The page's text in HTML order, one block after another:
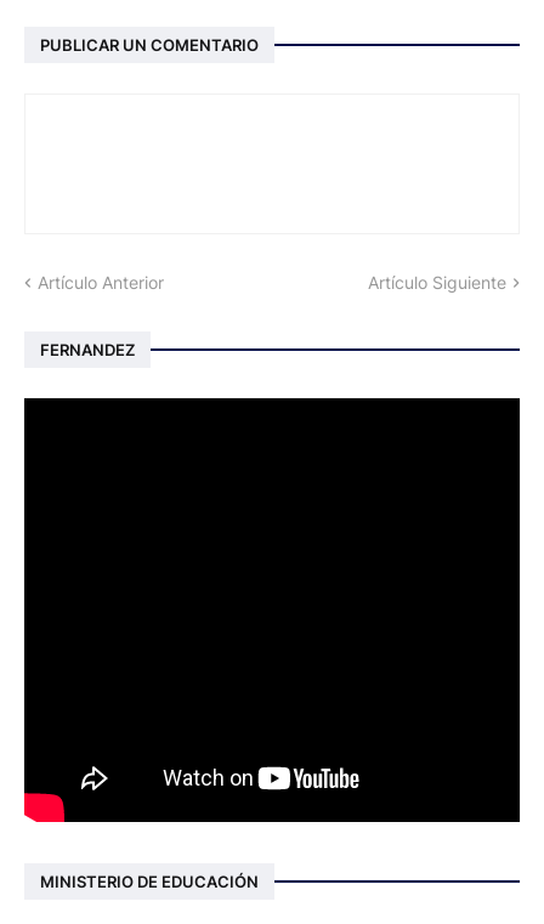
PUBLICAR UN COMENTARIO
Artículo Anterior Artículo Siguiente
FERNANDEZ
MINISTERIO DE EDUCACIÓN